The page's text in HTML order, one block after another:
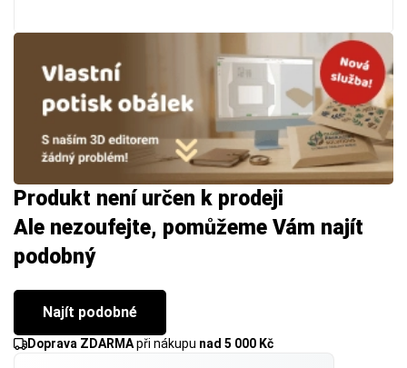
Produkt není určen k prodeji
Ale nezoufejte, pomůžeme Vám najít
podobný
Najít podobné
Doprava ZDARMApři nákupu nad 5 000 Kč